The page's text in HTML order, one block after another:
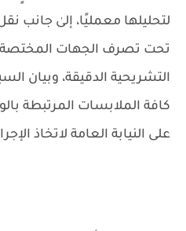
لتحليلها معمليًا، إلىٰ جانب
تحت تصرف الجهات
التشريحية الدقيقة، وبيان
كافة الملابسات المرتبطة
على النيابة العامة لاتخاذ